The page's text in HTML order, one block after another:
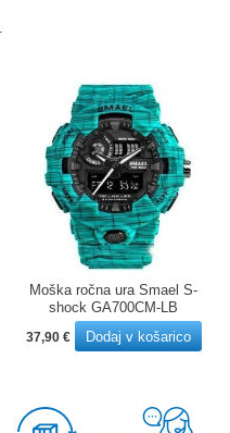
Moška ročna ura Smael S-
shock GA700CM-LB
37,90 € Dodaj v košarico